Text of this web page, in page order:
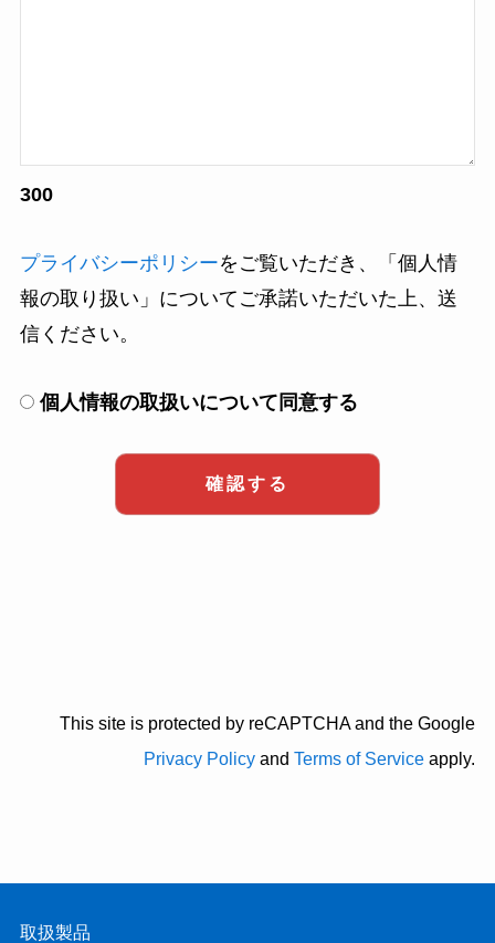
300
プライバシーポリシーをご覧いただき、「個人情
報の取り扱い」についてご承諾いただいた上、送
信ください。
個人情報の取扱いについて同意する
This site is protected by reCAPTCHA and the Google
Privacy Policy andTerms of Service apply.
取扱製品